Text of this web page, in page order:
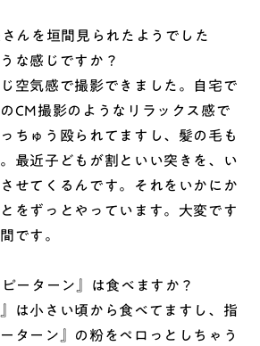
んを垣間見られたようでした
な感じですか？
空気感で撮影できました。自宅で
CM撮影のようなリラックス感で
ちゅう殴られてますし、髪の毛も
最近子どもが割といい突きを、い
せてくるんです。それをいかにか
をずっとやっています。大変です
です。
ーターン』は食べますか？
は小さい頃から食べてますし、指
ターン』の粉をペロっとしちゃう